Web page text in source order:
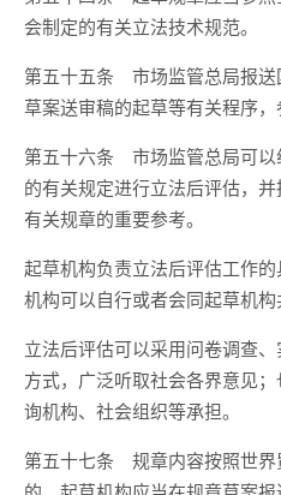
会制定的有关立法技术规范。
第五十五条 市场监管总局报送
草案送审稿的起草等有关程序，
第五十六条 市场监管总局可以
的有关规定进行立法后评估，
有关规章的重要参考。
起草机构负责立法后评估工作
机构可以自行或者会同起草机构
立法后评估可以采用问卷调查
方式，广泛听取社会各界意见
询机构、社会组织等承担。
第五十七条 规章内容按照世界